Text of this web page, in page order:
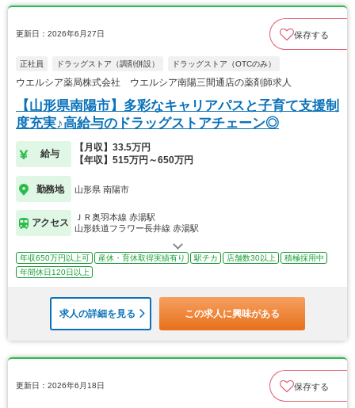
更新日：2026年6月27日 保存する
正社員 ドラッグストア（調剤併設） ドラッグストア（OTCのみ）
ウエルシア薬局株式会社 ウエルシア南陽三間通店の薬剤師求人
【山形県南陽市】多彩なキャリアパスと子育て支援制
度充実♪高給与のドラッグストアチェーン◎
給与
【月収】33.5万円
【年収】515万円～650万円
勤務地 山形県 南陽市
アクセス
ＪＲ奥羽本線 赤湯駅
山形鉄道フラワー長井線 赤湯駅
年収650万円以上可 産休・育休取得実績有り 駅チカ 店舗数30以上
積極採用中
年間休日120日以上
求人の詳細を見る この求人に興味がある
更新日：2026年6月18日 保存する